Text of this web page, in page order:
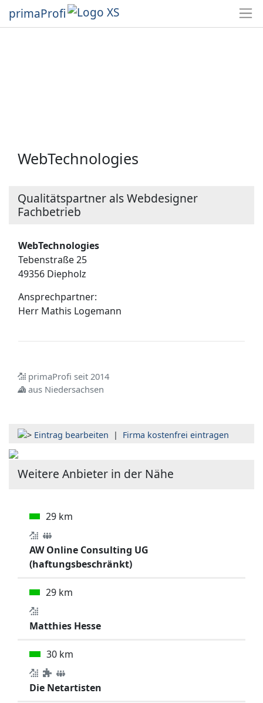
primaProfi
WebTechnologies
Qualitätspartner als Webdesigner
Fachbetrieb
WebTechnologies
Tebenstraße 25
49356 Diepholz
Ansprechpartner:
Herr Mathis Logemann
primaProfi seit 2014
aus Niedersachsen
Eintrag bearbeiten | Firma kostenfrei eintragen
Weitere Anbieter in der Nähe
29 km
AW Online Consulting UG
(haftungsbeschränkt)
29 km
Matthies Hesse
30 km
Die Netartisten